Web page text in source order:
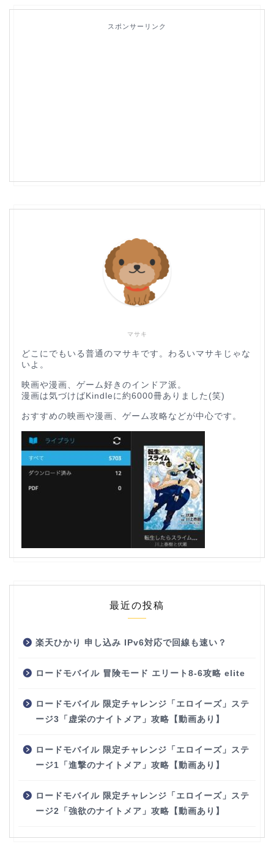
スポンサーリンク
マサキ
どこにでもいる普通のマサキです。わるいマサキじゃな
いよ。
映画や漫画、ゲーム好きのインドア派。
漫画は気づけばKindleに約6000冊ありました(笑)
おすすめの映画や漫画、ゲーム攻略などが中心です。
最近の投稿
楽天ひかり 申し込み IPv6対応で回線も速い？
ロードモバイル 冒険モード エリート8-6攻略 elite
ロードモバイル 限定チャレンジ「エロイーズ」ステ
ージ3「虚栄のナイトメア」攻略【動画あり】
ロードモバイル 限定チャレンジ「エロイーズ」ステ
ージ1「進撃のナイトメア」攻略【動画あり】
ロードモバイル 限定チャレンジ「エロイーズ」ステ
ージ2「強欲のナイトメア」攻略【動画あり】